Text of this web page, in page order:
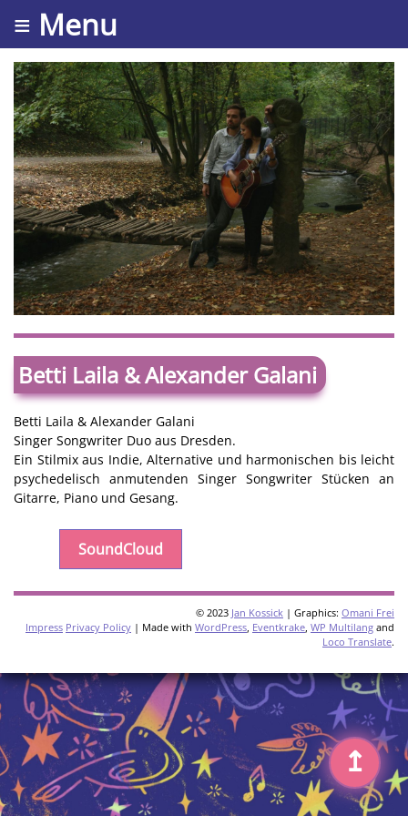
≡ Menu
Betti Laila & Alexander Galani
Betti Laila & Alexander Galani
Singer Songwriter Duo aus Dresden.
Ein Stilmix aus Indie, Alternative und harmonischen bis leicht
psychedelisch anmutenden Singer Songwriter Stücken an
Gitarre, Piano und Gesang.
SoundCloud
© 2023 Jan Kossick | Graphics: Omani Frei
Impress Privacy Policy | Made with WordPress Eventkrake WP Multilang and
Loco Translate.
↥